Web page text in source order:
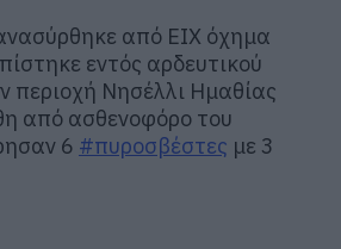
από ΕΙΧ όχημα
εντός αρδευτικού
περιοχή Νησέλλι Ημαθίας
από ασθενοφόρο του
6 #πυροσβέστες με 3